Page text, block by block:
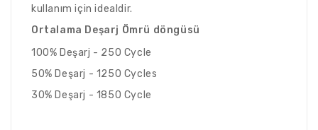
kullanım için idealdir.
Ortalama Deşarj Ömrü döngüsü
100% Deşarj - 250 Cycle
50% Deşarj - 1250 Cycles
30% Deşarj - 1850 Cycle